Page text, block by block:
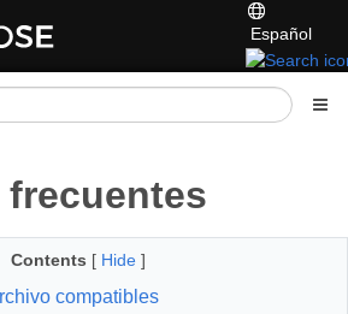
Español
Contents [ Hide ]
compatibles